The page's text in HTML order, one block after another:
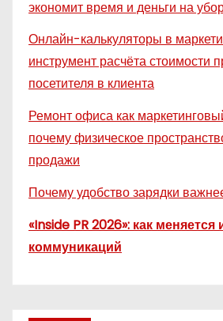
экономит время и деньги на
Онлайн-калькуляторы в
инструмент расчёта стоимости
посетителя в клиента
Ремонт офиса как
почему физическое
продажи
Почему удобство зарядки
«Inside PR 2026»: как меняется
коммуникаций